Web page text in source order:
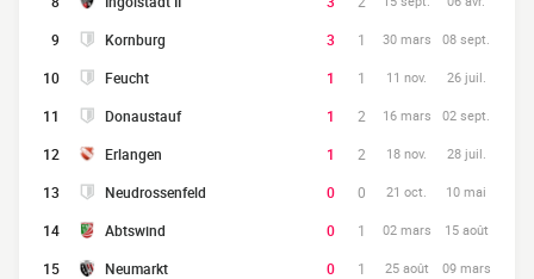
9 Kornburg 3 1 30 mars 08 sept.
10 Feucht 1 1 11 nov. 26 juil.
11 Donaustauf 1 2 16 mars 02 sept.
12 Erlangen 1 2 18 nov. 28 juil.
13 Neudrossenfeld 0 0 21 oct. 10 mai
14 Abtswind 0 1 02 mars 15 août
15 Neumarkt 0 1 25 août 09 mars